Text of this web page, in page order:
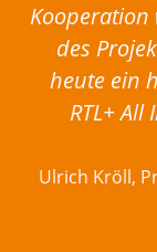
des
heute ein
RTL+
Ulrich Kröll,